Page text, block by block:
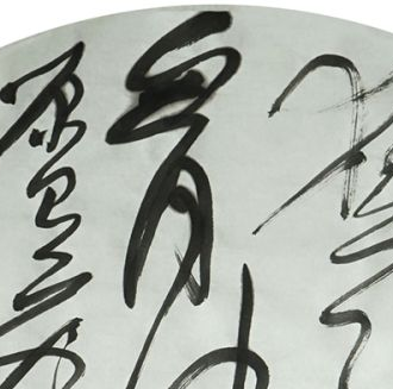
VR/AR 全景新闻
人生第一次 人生第二次
CBA NBA 中超 国际足球
文化体育 冰雪道路 足球道路
非遗 文化 旅游 科普 健康
超级工厂 智敬中国 全民健康 颜选攻略